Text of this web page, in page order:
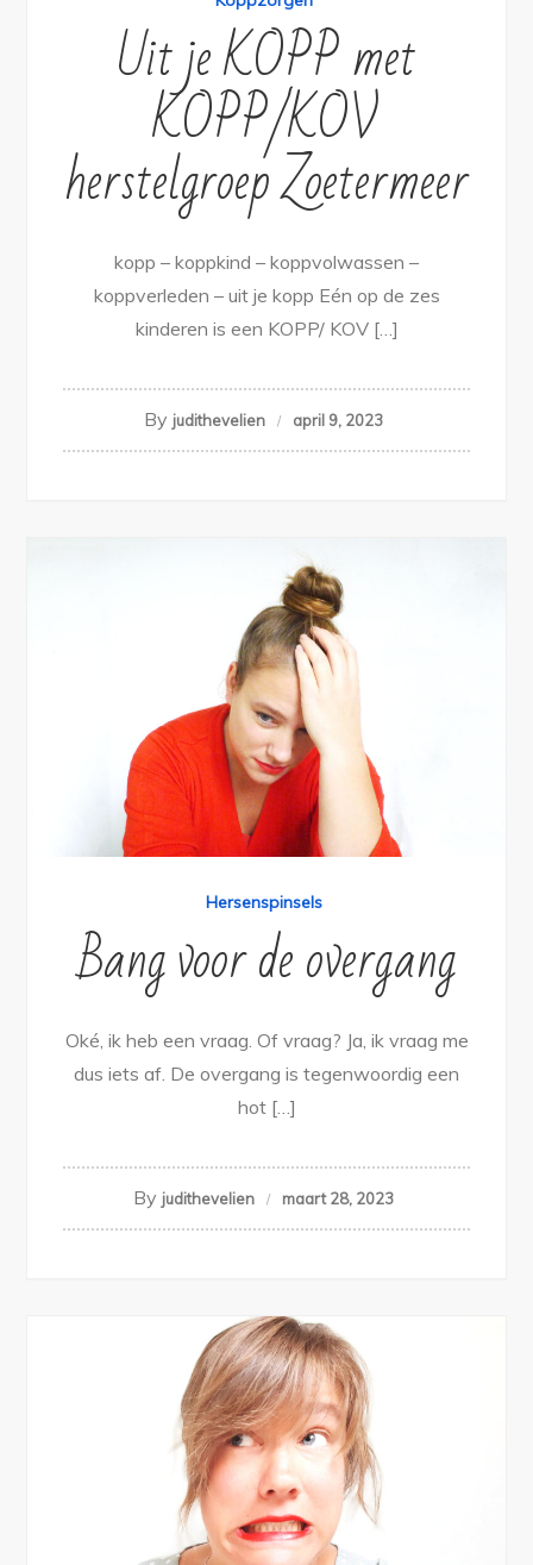
Uit je KOPP met
KOPP/KOV
herstelgroep Zoetermeer
kopp – koppkind – koppvolwassen –
koppverleden – uit je kopp Eén op de zes
kinderen is een KOPP/ KOV […]
By judithevelien april 9, 2023
Hersenspinsels
Bang voor de overgang
Oké, ik heb een vraag. Of vraag? Ja, ik vraag me
dus iets af. De overgang is tegenwoordig een
hot […]
By judithevelien maart 28, 2023